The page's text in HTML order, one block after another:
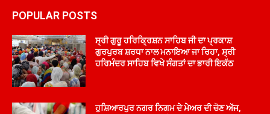
POPULAR POSTS
ਸ੍ਰੀ ਗੁਰੂ ਹਰਿਕ੍ਰਿਸ਼ਨ ਸਾਹਿਬ ਜੀ ਦਾ ਪ੍ਰਕਾਸ਼
ਗੁਰਪੁਰਬ ਸ਼ਰਧਾ ਨਾਲ ਮਨਾਇਆ ਜਾ ਰਿਹਾ, ਸ੍ਰੀ
ਹਰਿਮੰਦਰ ਸਾਹਿਬ ਵਿਖੇ ਸੰਗਤਾਂ ਦਾ ਭਾਰੀ ਇਕੱਠ
ਹੁਸ਼ਿਆਰਪੁਰ ਨਗਰ ਨਿਗਮ ਦੇ ਮੇਅਰ ਦੀ ਚੋਣ ਅੱਜ,